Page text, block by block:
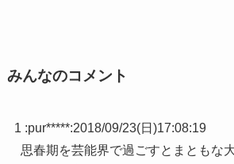
みんなのコメント
1 :pur*****:2018/09/23(日)17:08:19
思春期を芸能界で過ごすとまともな